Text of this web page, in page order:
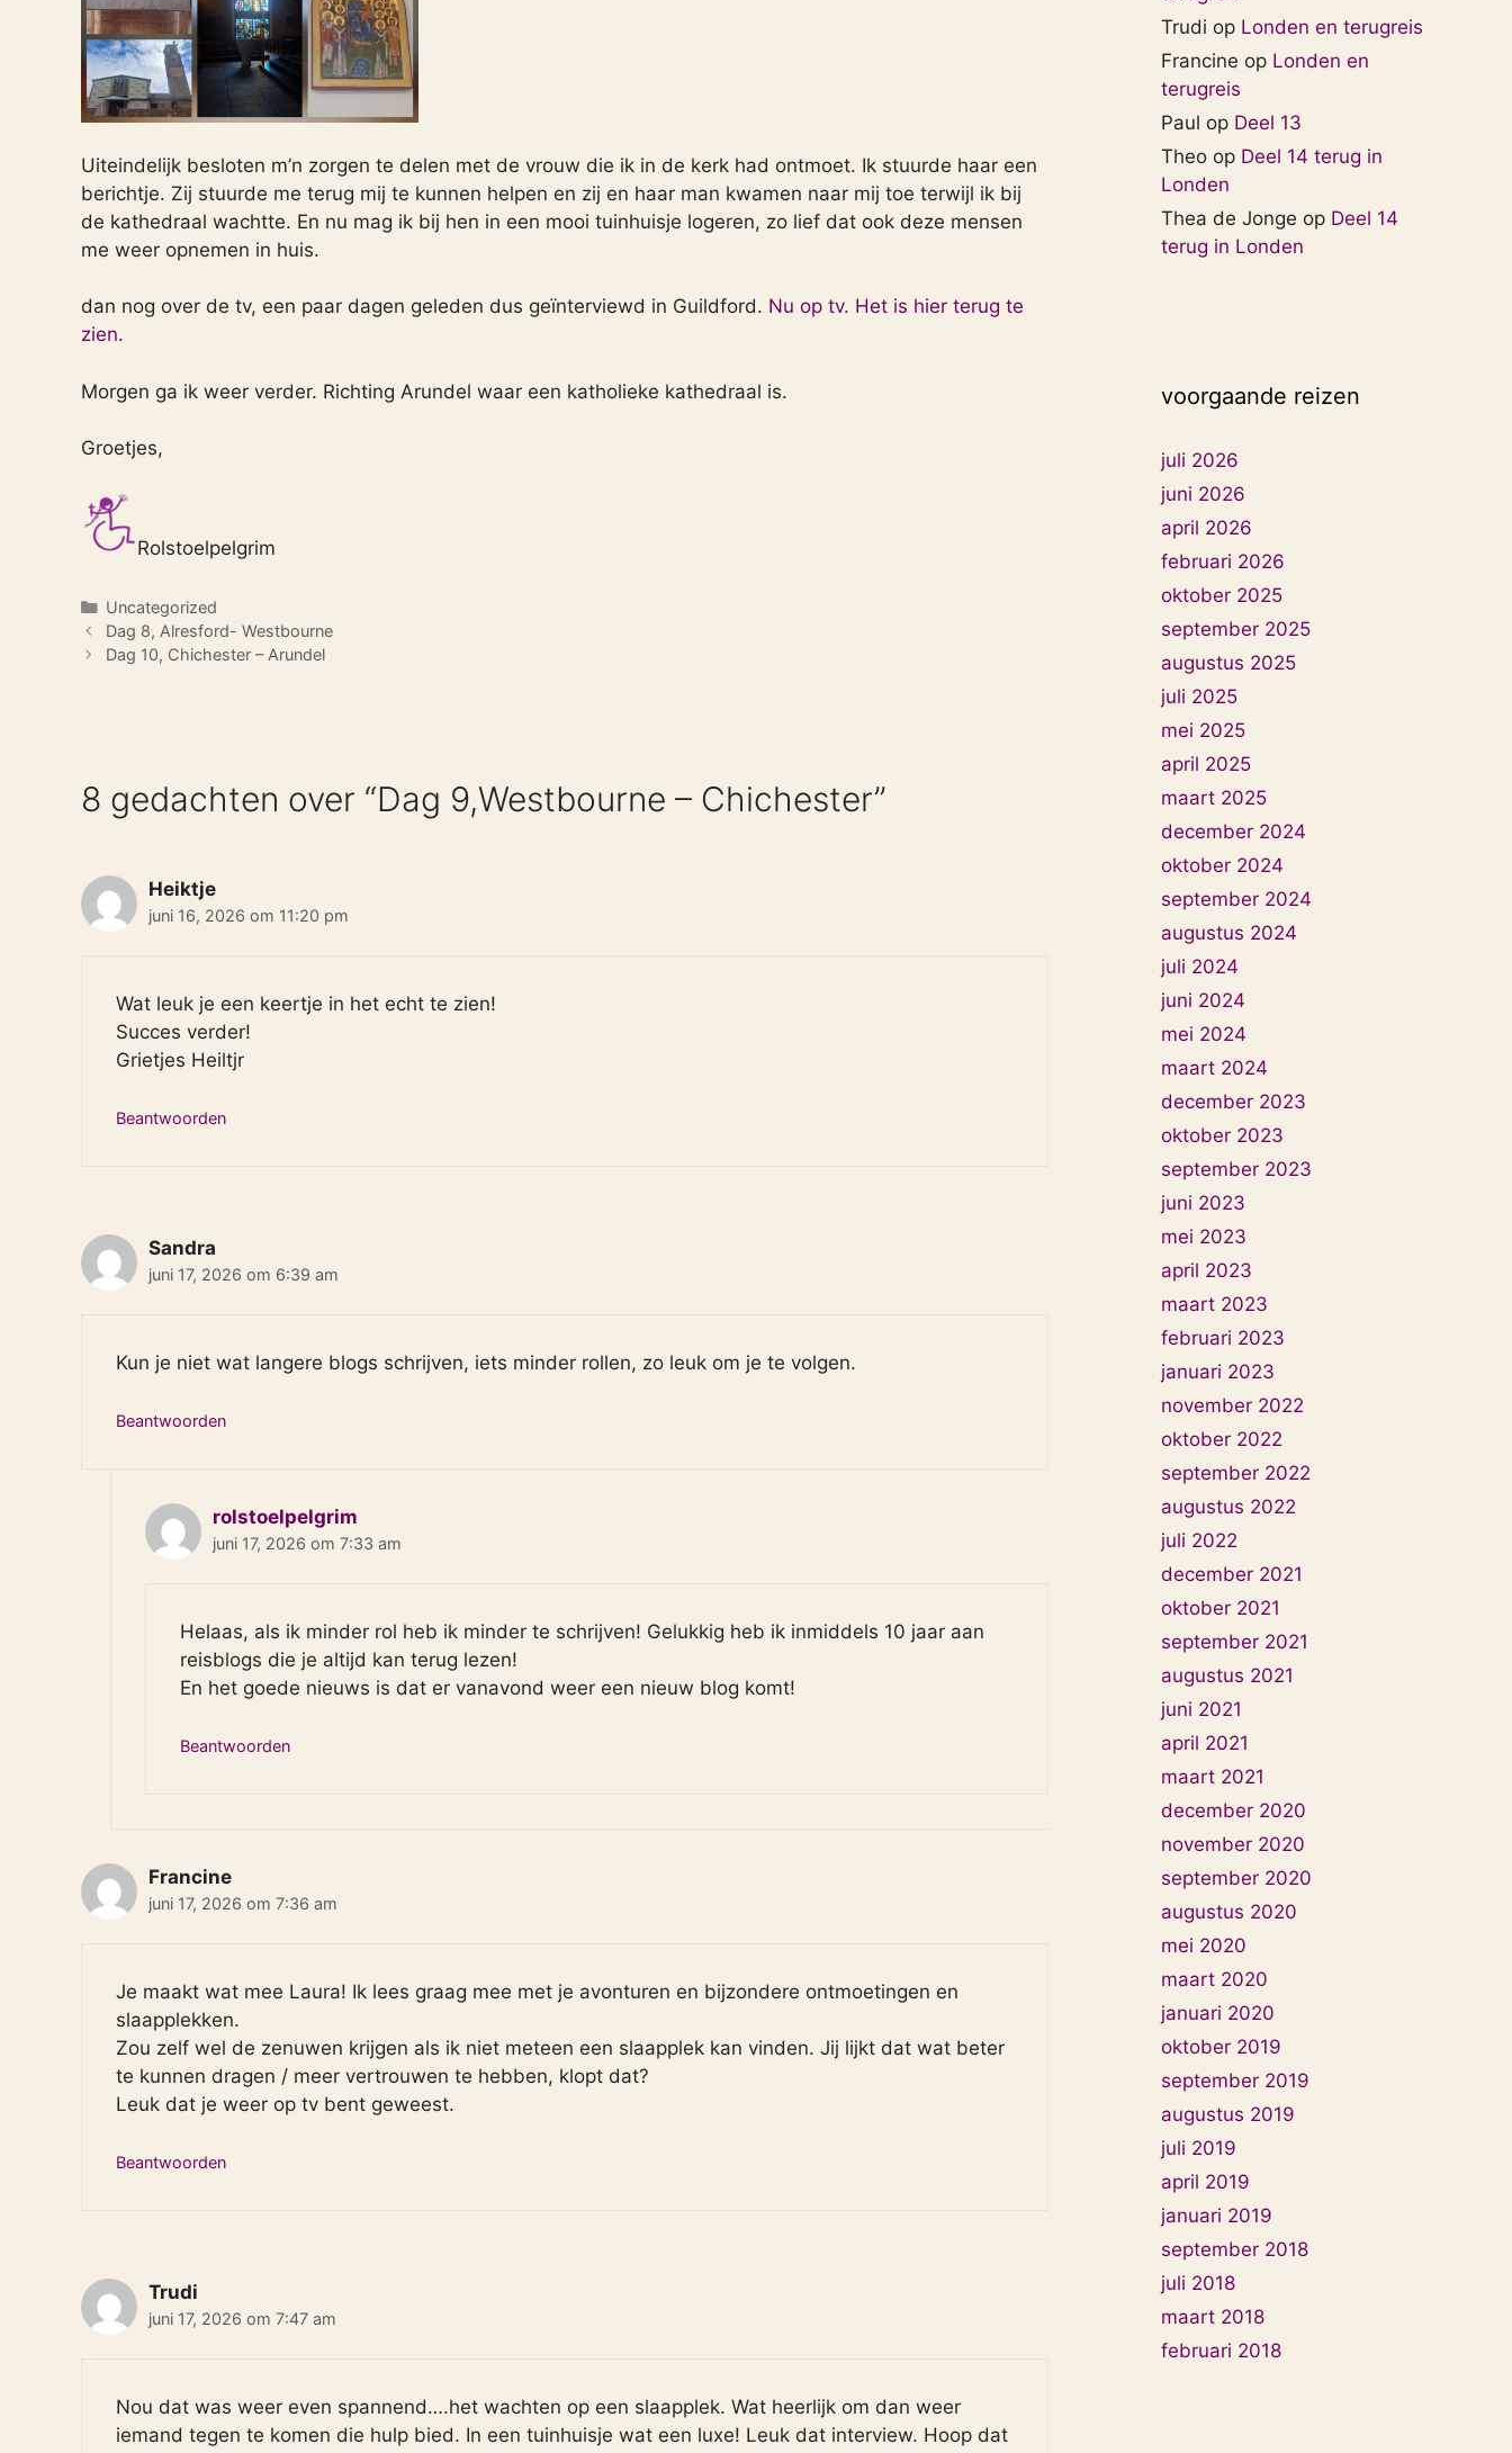
Uiteindelijk besloten m’n zorgen te delen met de vrouw die ik in de kerk had ontmoet. Ik stuurde haar een
berichtje. Zij stuurde me terug mij te kunnen helpen en zij en haar man kwamen naar mij toe terwijl ik bij
de kathedraal wachtte. En nu mag ik bij hen in een mooi tuinhuisje logeren, zo lief dat ook deze mensen
me weer opnemen in huis.
dan nog over de tv, een paar dagen geleden dus geïnterviewd in Guildford. Nu op tv. Het is hier terug te
zien.
Morgen ga ik weer verder. Richting Arundel waar een katholieke kathedraal is.
Groetjes,
Rolstoelpelgrim
Categorieën
Uncategorized
Dag 8, Alresford- Westbourne
Dag 10, Chichester – Arundel
8 gedachten over “Dag 9,Westbourne – Chichester”
Heiktje
juni 16, 2026 om 11:20 pm
Wat leuk je een keertje in het echt te zien!
Succes verder!
Grietjes Heiltjr
Beantwoorden
Sandra
juni 17, 2026 om 6:39 am
Kun je niet wat langere blogs schrijven, iets minder rollen, zo leuk om je te volgen.
Beantwoorden
rolstoelpelgrim
juni 17, 2026 om 7:33 am
Helaas, als ik minder rol heb ik minder te schrijven! Gelukkig heb ik inmiddels 10 jaar aan
reisblogs die je altijd kan terug lezen!
En het goede nieuws is dat er vanavond weer een nieuw blog komt!
Beantwoorden
Francine
juni 17, 2026 om 7:36 am
Je maakt wat mee Laura! Ik lees graag mee met je avonturen en bijzondere ontmoetingen en
slaapplekken.
Zou zelf wel de zenuwen krijgen als ik niet meteen een slaapplek kan vinden. Jij lijkt dat wat beter
te kunnen dragen / meer vertrouwen te hebben, klopt dat?
Leuk dat je weer op tv bent geweest.
Beantwoorden
Trudi
juni 17, 2026 om 7:47 am
Nou dat was weer even spannend….het wachten op een slaapplek. Wat heerlijk om dan weer
iemand tegen te komen die hulp bied. In een tuinhuisje wat een luxe! Leuk dat interview. Hoop dat
Trudi op Londen en terugreis
Francine op Londen en
terugreis
Paul op Deel 13
Theo op Deel 14 terug in
Londen
Thea de Jonge op Deel 14
terug in Londen
voorgaande reizen
juli 2026
juni 2026
april 2026
februari 2026
oktober 2025
september 2025
augustus 2025
juli 2025
mei 2025
april 2025
maart 2025
december 2024
oktober 2024
september 2024
augustus 2024
juli 2024
juni 2024
mei 2024
maart 2024
december 2023
oktober 2023
september 2023
juni 2023
mei 2023
april 2023
maart 2023
februari 2023
januari 2023
november 2022
oktober 2022
september 2022
augustus 2022
juli 2022
december 2021
oktober 2021
september 2021
augustus 2021
juni 2021
april 2021
maart 2021
december 2020
november 2020
september 2020
augustus 2020
mei 2020
maart 2020
januari 2020
oktober 2019
september 2019
augustus 2019
juli 2019
april 2019
januari 2019
september 2018
juli 2018
maart 2018
februari 2018